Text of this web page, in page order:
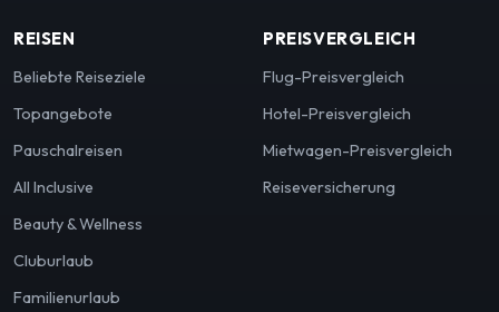
REISEN
Beliebte Reiseziele
Topangebote
Pauschalreisen
All Inclusive
Beauty & Wellness
Cluburlaub
Familienurlaub
PREISVERGLEICH
Flug-Preisvergleich
Hotel-Preisvergleich
Mietwagen-Preisvergleich
Reiseversicherung